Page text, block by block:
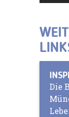
Die